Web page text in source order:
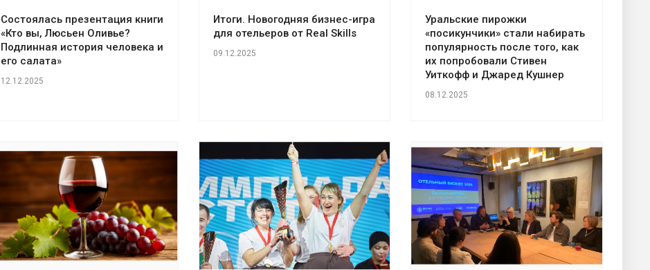
Состоялась презентация книги
«Кто вы, Люсьен Оливье?
Подлинная история человека и
его салата»
12.12.2025
Итоги. Новогодняя бизнес-игра
для отельеров от Real Skills
09.12.2025
Уральские пирожки
«посикунчики» стали набирать
популярность после того, как
их попробовали Стивен
Уиткофф и Джаред Кушнер
08.12.2025